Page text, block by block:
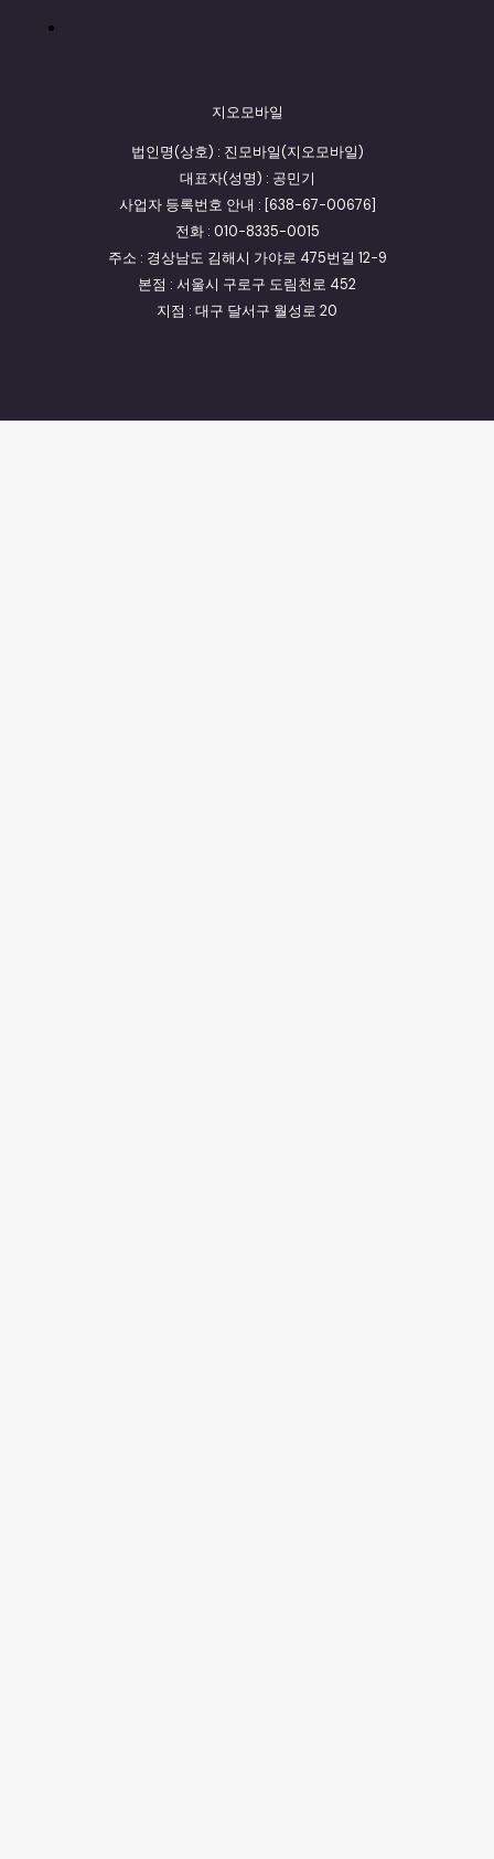
지오모바일
법인명(상호) : 진모바일(지오모바일)
대표자(성명) : 공민기
사업자 등록번호 안내 : [638-67-00676]
전화 : 010-8335-0015
주소 : 경상남도 김해시 가야로 475번길 12-9
본점 : 서울시 구로구 도림천로 452
지점 : 대구 달서구 월성로 20